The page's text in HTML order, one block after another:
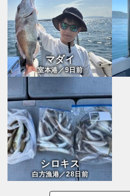
マダイ
室本港／9日前
シロキス
白方漁港／28日前